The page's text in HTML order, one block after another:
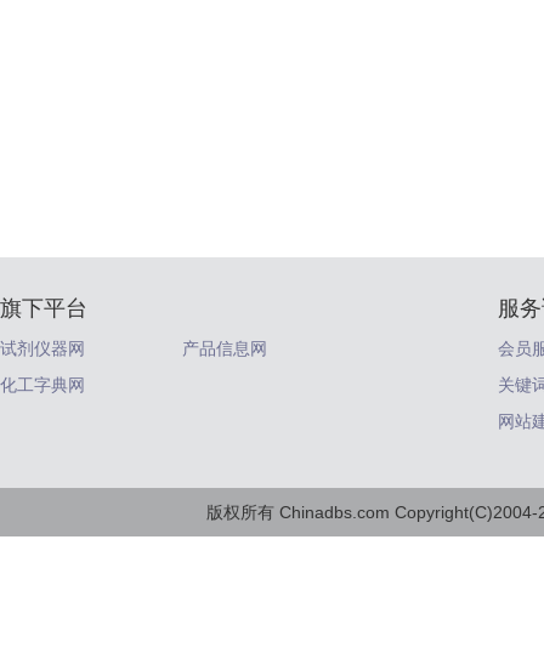
旗下平台
试剂仪器网
产品信息网
化工字典网
服
会员
关键
网站
版权所有 Chinadbs.com